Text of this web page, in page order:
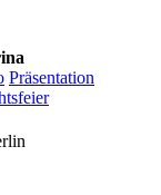
Präsentation